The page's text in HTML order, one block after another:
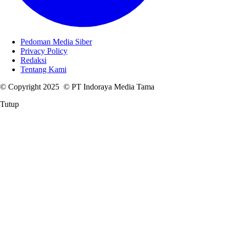
Pedoman Media Siber
Privacy Policy
Redaksi
Tentang Kami
© Copyright 2025 © PT Indoraya Media Tama
Tutup